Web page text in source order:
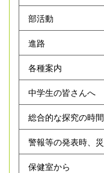
部活動
進路
各種案内
中学生の皆さんへ
総合的な探究の時間
警報等の発表時、
保健室から